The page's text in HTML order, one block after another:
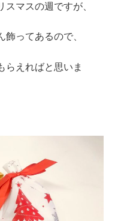
マスの週ですが、
飾ってあるので、
らえればと思いま